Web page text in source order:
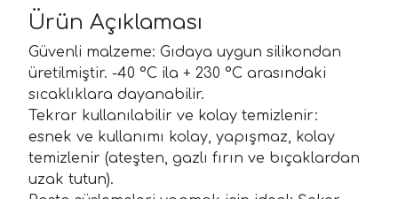
Ürün Açıklaması
Güvenli malzeme: Gıdaya uygun silikondan
üretilmiştir. -40 °C ila + 230 °C arasındaki
sıcaklıklara dayanabilir.
Tekrar kullanılabilir ve kolay temizlenir:
esnek ve kullanımı kolay, yapışmaz, kolay
temizlenir (ateşten, gazlı fırın ve bıçaklardan
uzak tutun).